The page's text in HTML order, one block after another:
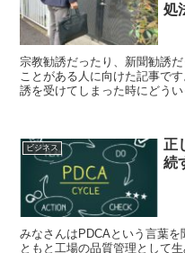
処
宗教勧誘だったり、新聞勧誘
ことがある人に向けた記事です。 勧誘を受けにくくなる方法
誘を受けてしまった時にどう
ビジネス
正
続
みなさんはPDCAという言葉を聞い
ともと工場の品質管理として